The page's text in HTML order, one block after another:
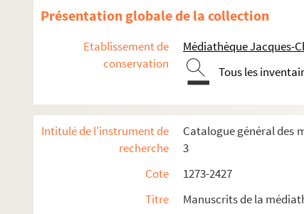
Présentation globale de la collection
Etablissement de
conservation
Médiathèque Jacques-
Tous les
Intitulé de l'instrument de
recherche
Catalogue général des
3
Cote
1273-2427
Titre
Manuscrits de la
1739. (F. Hugonis Argentinensis) Compendium
1740. Dieta salutis (cui præponuntur) themata
1741. Dieta salutis
1743. Mariale (seu de Virtutibus ac laudibus B.
1744. Promptuarium (seu Flores e SS. Patribus
1746. Magistri Goffridi de Trano Summa (super
1747. (Incerti) Sermonum themata de Sanctis (et